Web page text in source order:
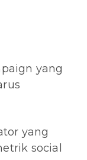
yang
yang
social